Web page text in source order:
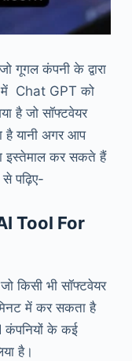
गूगल कंपनी के द्वारा
में Chat GPT को
है जो सॉफ्टवेयर
है यानी अगर आप
इस्तेमाल कर सकते हैं
से पढ़िए-
Tool For
किसी भी सॉफ्टवेयर
में कर सकता है
कंपनियों के कई
है।